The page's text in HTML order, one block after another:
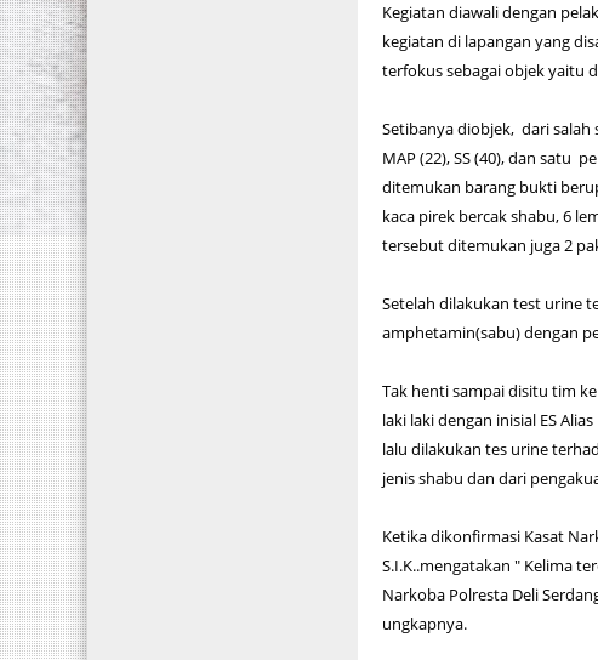
Kegiatan diawali dengan
kegiatan di lapangan yang
terfokus sebagai objek yaitu
Setibanya diobjek, dari
MAP (22), SS (40), dan satu
ditemukan barang bukti
kaca pirek bercak shabu, 6
tersebut ditemukan juga 2
Setelah dilakukan test urine
amphetamin(sabu) dengan
Tak henti sampai disitu tim
laki laki dengan inisial ES
lalu dilakukan tes urine
jenis shabu dan dari
Ketika dikonfirmasi Kasat
S.I.K..mengatakan " Kelima
Narkoba Polresta Deli
ungkapnya.